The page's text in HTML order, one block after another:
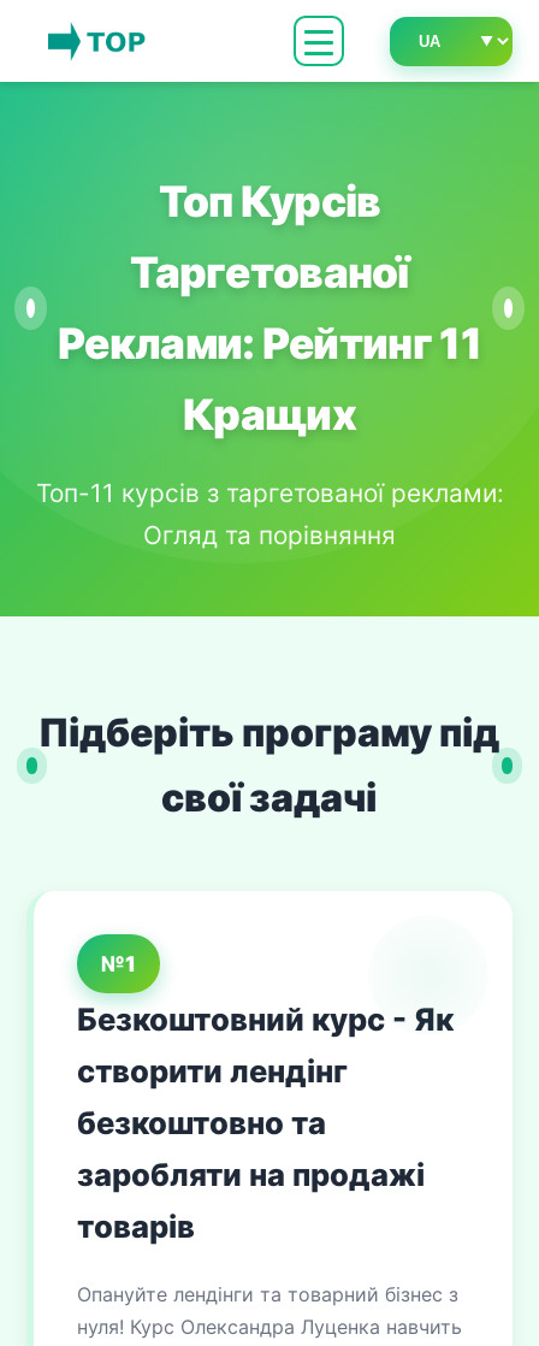
Топ Курсів
Таргетованої
Реклами: Рейтинг 11
Кращих
Топ-11 курсів з таргетованої реклами:
Огляд та порівняння
Підберіть програму під
свої задачі
№1
Безкоштовний курс - Як
створити лендінг
безкоштовно та
заробляти на продажі
товарів
Опануйте лендінги та товарний бізнес з
нуля! Курс Олександра Луценка навчить